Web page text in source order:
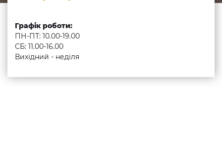
Графік роботи:
ПН-ПТ: 10.00-19.00
СБ: 11.00-16.00
Вихідний - неділя